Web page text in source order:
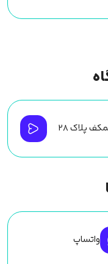
پلاک ۲۸
واتساپ